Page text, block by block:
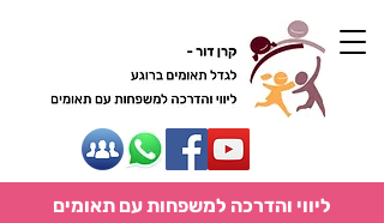
ליווי והדרכה למשפחות עם תאומים